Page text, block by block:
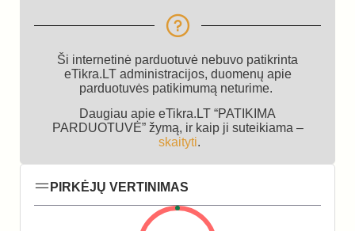
Ši internetinė parduotuvė nebuvo patikrinta
eTikra.LT administracijos, duomenų apie
parduotuvės patikimumą neturime.
Daugiau apie eTikra.LT “PATIKIMA
PARDUOTUVĖ” žymą, ir kaip ji suteikiama –
skaityti.
PIRKĖJŲ VERTINIMAS